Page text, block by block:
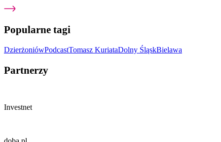
Popularne tagi
DzierżoniówPodcastTomasz KuriataDolny ŚląskBielawa
Partnerzy
Investnet